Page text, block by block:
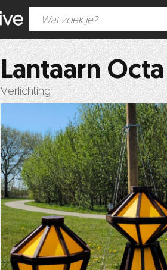
Lantaarn Octa
Verlichting